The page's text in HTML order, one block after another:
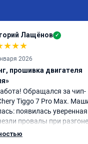
Лащёнов ✓
★★★
2026
прошивка двигателя
Обращался за чип-
Tiggo 7 Pro Max.
появилась уверенная
провалы при разгоне.
режиме даже